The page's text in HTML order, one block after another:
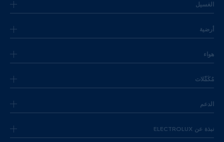
الغسيل
أرضية
هواء
مُكَمِّلات
الدعم
نبذة عن ELECTROLUX